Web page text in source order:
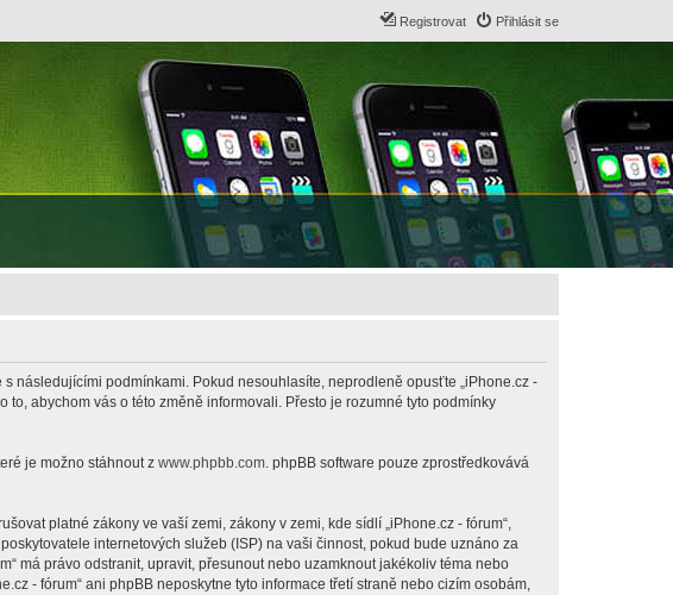
Přihlásit se
Registrovat
s následujícími podmínkami. Pokud nesouhlasíte, neprodleně opusťte „iPhone.cz -
abychom vás o této změně informovali. Přesto je rozumné tyto podmínky
je možno stáhnout z www.phpbb.com. phpBB software pouze zprostředkovává
platné zákony ve vaší zemi, zákony v zemi, kde sídlí „iPhone.cz - fórum“,
internetových služeb (ISP) na vaši činnost, pokud bude uznáno za
má právo odstranit, upravit, přesunout nebo uzamknout jakékoliv téma nebo
- fórum“ ani phpBB neposkytne tyto informace třetí straně nebo cizím osobám,